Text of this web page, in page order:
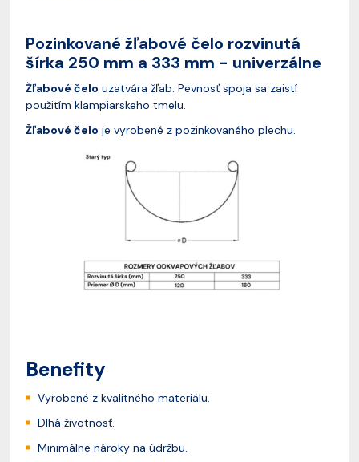
Pozinkované žľabové čelo rozvinutá
šírka 250 mm a 333 mm - univerzálne
Žľabové čelo uzatvára žľab. Pevnosť spoja sa zaistí
použitím klampiarskeho tmelu.
Žľabové čelo je vyrobené z pozinkovaného plechu.
Benefity
Vyrobené z kvalitného materiálu.
Dlhá životnosť.
Minimálne nároky na údržbu.